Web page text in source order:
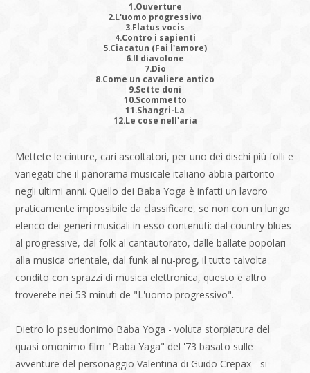
1.Ouverture
2.L'uomo progressivo
3.Flatus vocis
4.Contro i sapienti
5.Ciacatun (Fai l'amore)
6.Il diavolone
7.Dio
8.Come un cavaliere antico
9.Sette doni
10.Scommetto
11.Shangri-La
12.Le cose nell'aria
Mettete le cinture, cari ascoltatori, per uno dei dischi più folli e
variegati che il panorama musicale italiano abbia partorito
negli ultimi anni. Quello dei Baba Yoga è infatti un lavoro
praticamente impossibile da classificare, se non con un lungo
elenco dei generi musicali in esso contenuti: dal country-blues
al progressive, dal folk al cantautorato, dalle ballate popolari
alla musica orientale, dal funk al nu-prog, il tutto talvolta
condito con sprazzi di musica elettronica, questo e altro
troverete nei 53 minuti de "L'uomo progressivo".
Dietro lo pseudonimo Baba Yoga - voluta storpiatura del
quasi omonimo film "Baba Yaga" del '73 basato sulle
avventure del personaggio Valentina di Guido Crepax - si